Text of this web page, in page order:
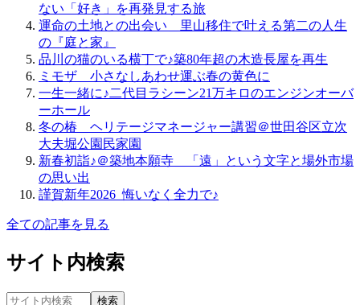
ない「好き」を再発見する旅
運命の土地との出会い＿里山移住で叶える第二の人生
の『庭と家』
品川の猫のいる横丁で♪築80年超の木造長屋を再生
ミモザ＿小さなしあわせ運ぶ春の黄色に
一生一緒に♪二代目ラシーン21万キロのエンジンオーバ
ーホール
冬の椿＿ヘリテージマネージャー講習＠世田谷区立次
大夫堀公園民家園
新春初詣♪＠築地本願寺＿「遠」という文字と場外市場
の思い出
謹賀新年2026_悔いなく全力で♪
全ての記事を見る
サイト内検索